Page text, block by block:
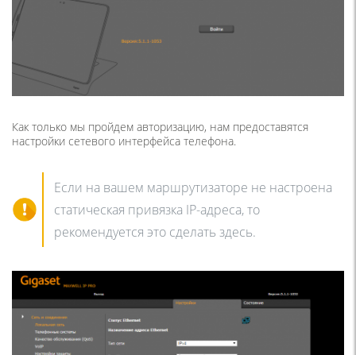
Как только мы пройдем авторизацию, нам предоставятся
настройки сетевого интерфейса телефона.
Если на вашем маршрутизаторе не настроена
статическая привязка IP-адреса, то
рекомендуется это сделать здесь.